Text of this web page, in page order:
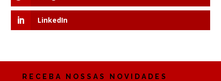
LinkedIn
RECEBA NOSSAS NOVIDADES